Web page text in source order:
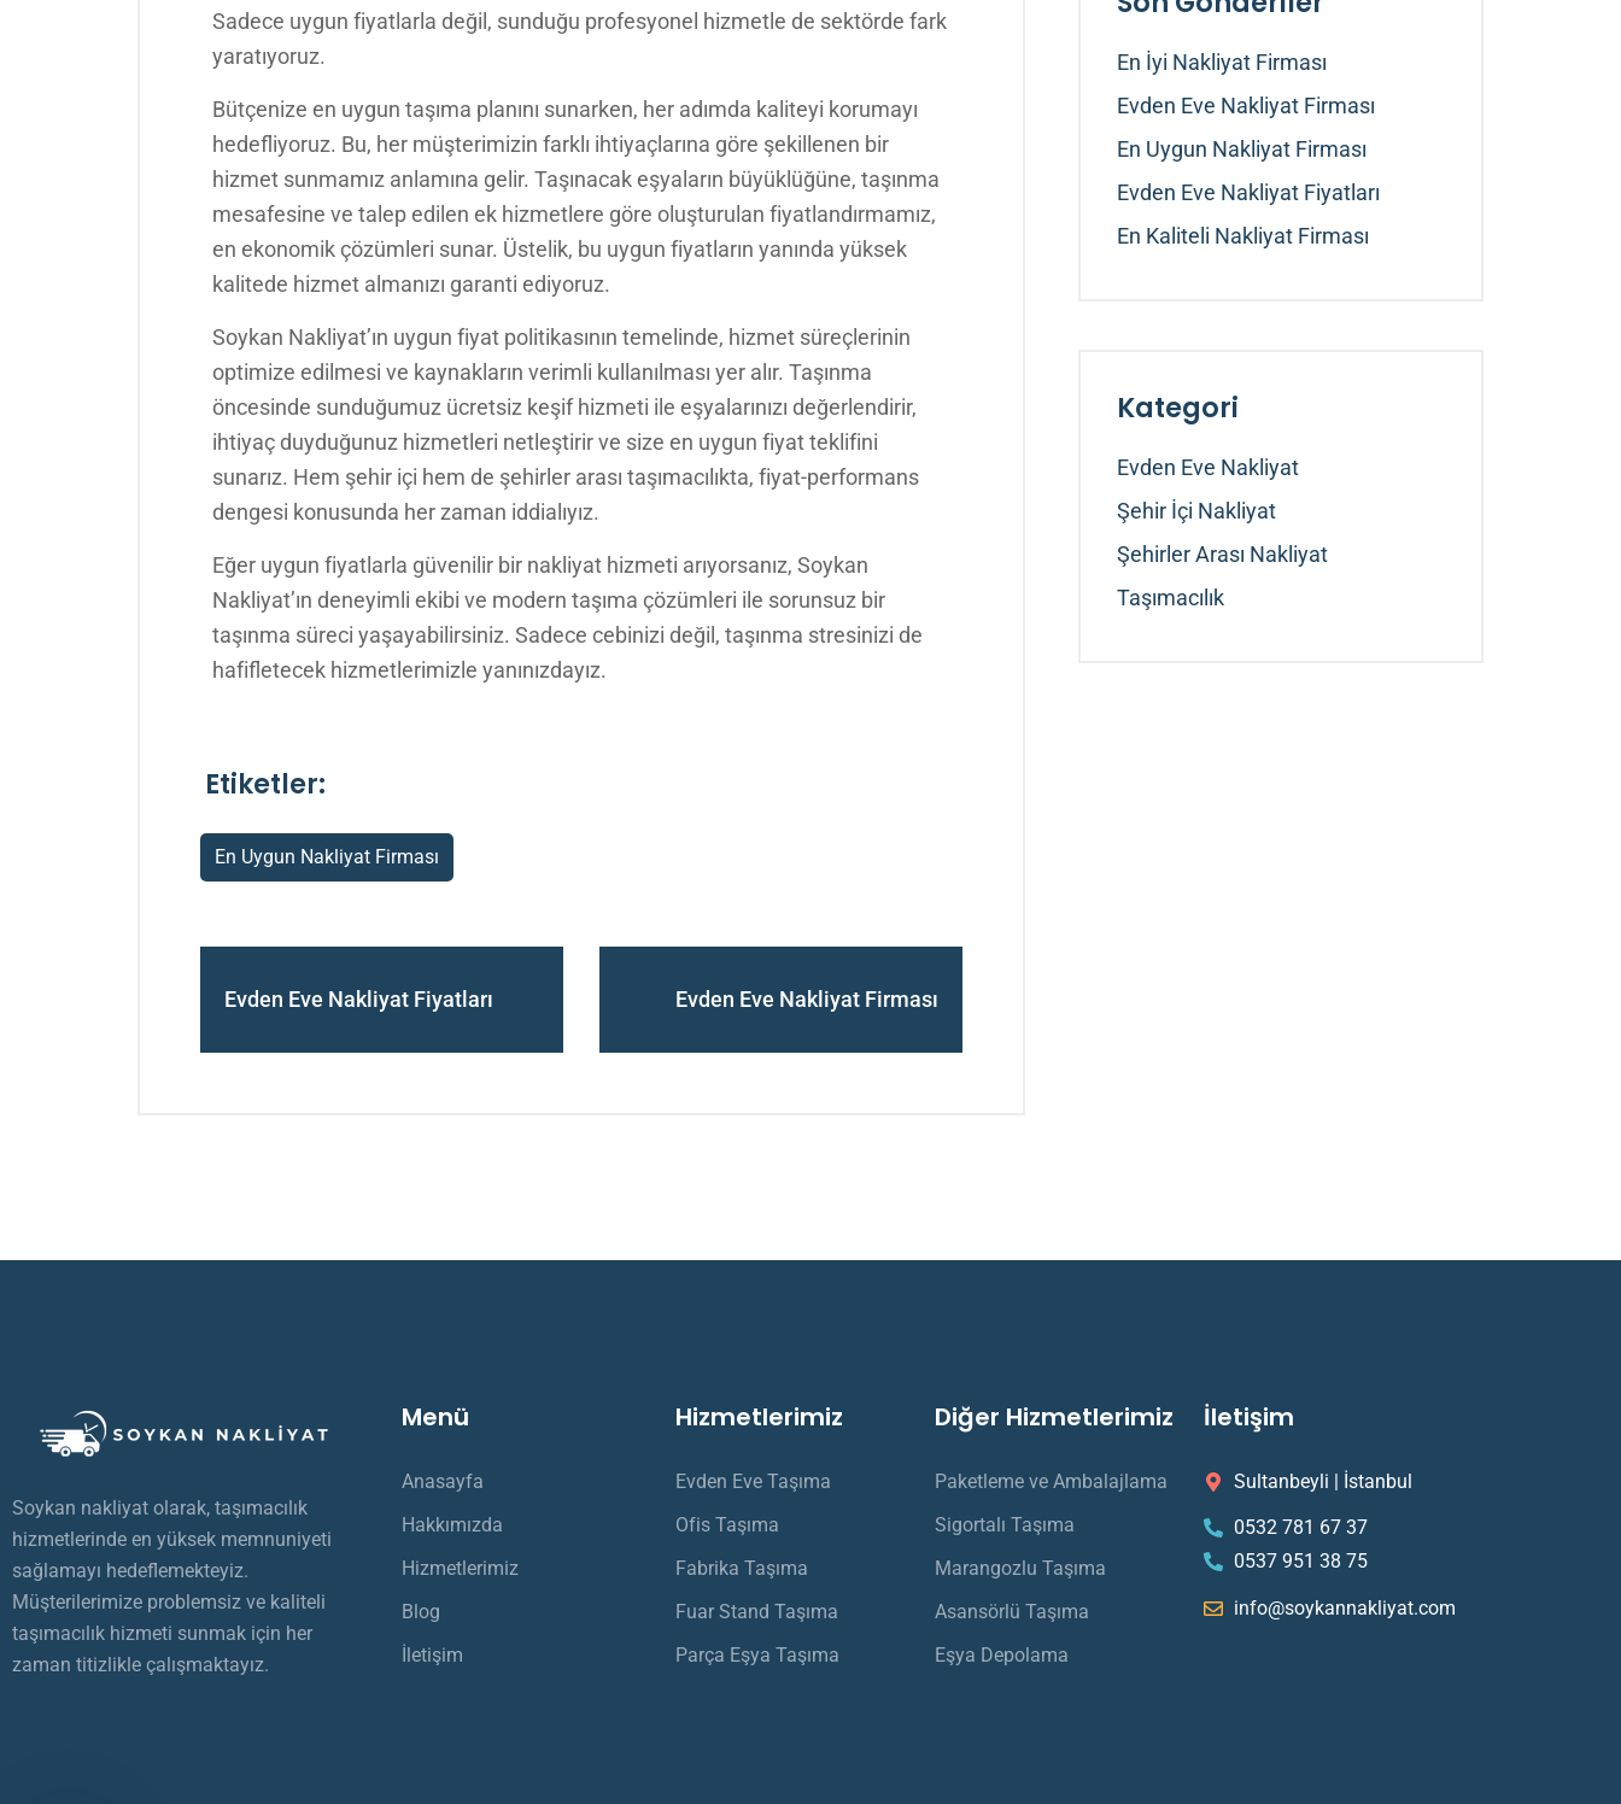
Sadece uygun fiyatlarla değil, sunduğu profesyonel hizmetle de sektörde fark
yaratıyoruz.
Bütçenize en uygun taşıma planını sunarken, her adımda kaliteyi korumayı
hedefliyoruz. Bu, her müşterimizin farklı ihtiyaçlarına göre şekillenen bir
hizmet sunmamız anlamına gelir. Taşınacak eşyaların büyüklüğüne, taşınma
mesafesine ve talep edilen ek hizmetlere göre oluşturulan fiyatlandırmamız,
en ekonomik çözümleri sunar. Üstelik, bu uygun fiyatların yanında yüksek
kalitede hizmet almanızı garanti ediyoruz.
Soykan Nakliyat’ın uygun fiyat politikasının temelinde, hizmet süreçlerinin
optimize edilmesi ve kaynakların verimli kullanılması yer alır. Taşınma
öncesinde sunduğumuz ücretsiz keşif hizmeti ile eşyalarınızı değerlendirir,
ihtiyaç duyduğunuz hizmetleri netleştirir ve size en uygun fiyat teklifini
sunarız. Hem şehir içi hem de şehirler arası taşımacılıkta, fiyat-performans
dengesi konusunda her zaman iddialıyız.
Eğer uygun fiyatlarla güvenilir bir nakliyat hizmeti arıyorsanız, Soykan
Nakliyat’ın deneyimli ekibi ve modern taşıma çözümleri ile sorunsuz bir
taşınma süreci yaşayabilirsiniz. Sadece cebinizi değil, taşınma stresinizi de
hafifletecek hizmetlerimizle yanınızdayız.
Etiketler:
En Uygun Nakliyat Firması
Evden Eve Nakliyat Fiyatları Evden Eve Nakliyat Firması
En İyi Nakliyat Firması
Evden Eve Nakliyat Firması
En Uygun Nakliyat Firması
Evden Eve Nakliyat Fiyatları
En Kaliteli Nakliyat Firması
Kategori
Evden Eve Nakliyat
Şehir İçi Nakliyat
Şehirler Arası Nakliyat
Taşımacılık
Soykan nakliyat olarak, taşımacılık
hizmetlerinde en yüksek memnuniyeti
sağlamayı hedeflemekteyiz.
Müşterilerimize problemsiz ve kaliteli
taşımacılık hizmeti sunmak için her
zaman titizlikle çalışmaktayız.
Menü
Anasayfa
Hakkımızda
Hizmetlerimiz
Blog
İletişim
Hizmetlerimiz
Evden Eve Taşıma
Ofis Taşıma
Fabrika Taşıma
Fuar Stand Taşıma
Parça Eşya Taşıma
Diğer Hizmetlerimiz
Paketleme ve Ambalajlama​
Sigortalı Taşıma
Marangozlu Taşıma
Asansörlü Taşıma
Eşya Depolama
İletişim
Sultanbeyli | İstanbul
0532 781 67 37
0537 951 38 75
info@soykannakliyat.com